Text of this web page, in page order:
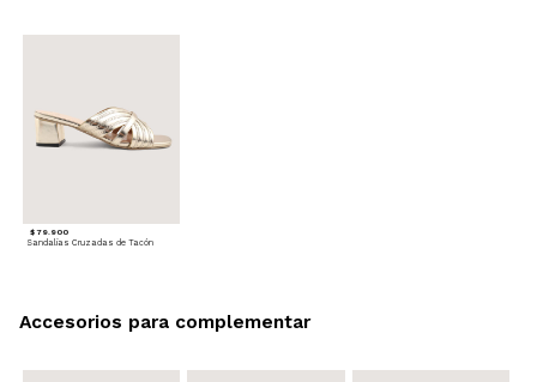
$ 79.900
Sandalias Cruzadas de Tacón
Accesorios para complementar